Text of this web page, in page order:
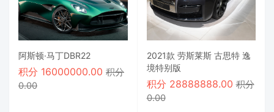
阿斯顿·马丁DBR22
积分 16000000.00 积分
0.00
2021款 劳斯莱斯 古思特 逸
境特别版
积分 28888888.00积分
0.00